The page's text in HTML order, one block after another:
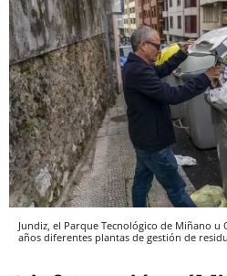
Jundiz, el Parque Tecnológico de Miñano
años diferentes plantas de gestión de